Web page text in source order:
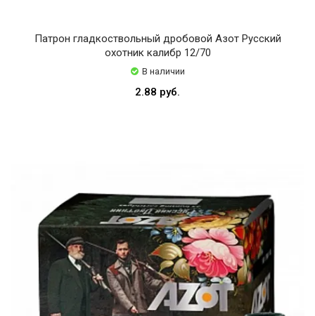
Патрон гладкоствольный дробовой Азот Русский
охотник калибр 12/70
В наличии
2.88 руб.